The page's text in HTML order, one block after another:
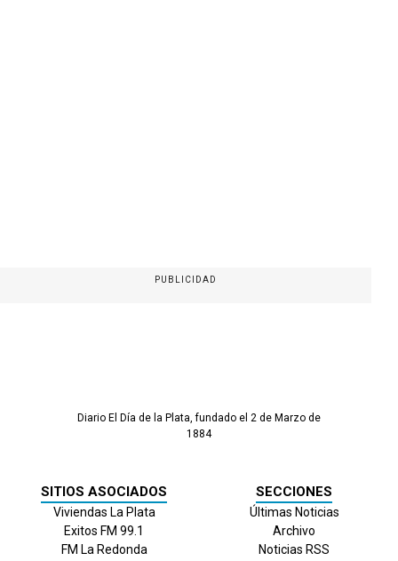
PUBLICIDAD
Diario El Día de la Plata, fundado el 2 de Marzo de
1884
SITIOS ASOCIADOS
Viviendas La Plata
Exitos FM 99.1
FM La Redonda
SECCIONES
Últimas Noticias
Archivo
Noticias RSS